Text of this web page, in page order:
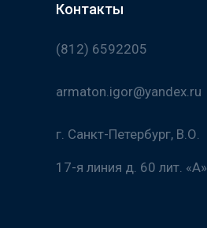
Контакты
(812) 6592205
armaton.igor@yandex.ru
г. Санкт-Петербург, В.О.
17-я линия д. 60 лит. «А»